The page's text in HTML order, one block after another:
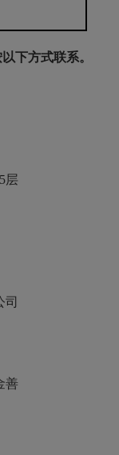
下方式联系。
层
善